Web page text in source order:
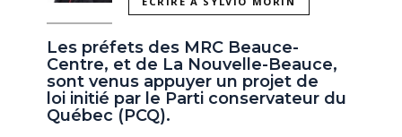
Les préfets des MRC Beauce-
Centre, et de La Nouvelle-Beauce,
sont venus appuyer un projet de
loi initié par le Parti conservateur du
Québec (PCQ).